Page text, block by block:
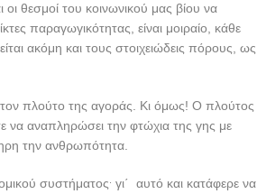
θεσμοί του κοινωνικού μας βίου να
παραγωγικότητας, είναι μοιραίο, κάθε
ακόμη και τους στοιχειώδεις πόρους, ως
τον πλούτο της αγοράς. Κι όμως! Ο πλούτος
να αναπληρώσει την φτώχια της γης με
την ανθρωπότητα.
συστήματος γι΄ αυτό και κατάφερε να